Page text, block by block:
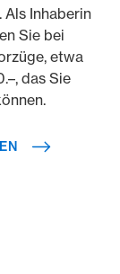
Als Inhaberin
Sie bei
etwa
das Sie